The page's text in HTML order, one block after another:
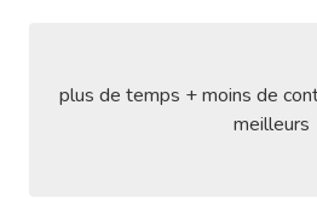
plus de temps + moins de
meilleurs